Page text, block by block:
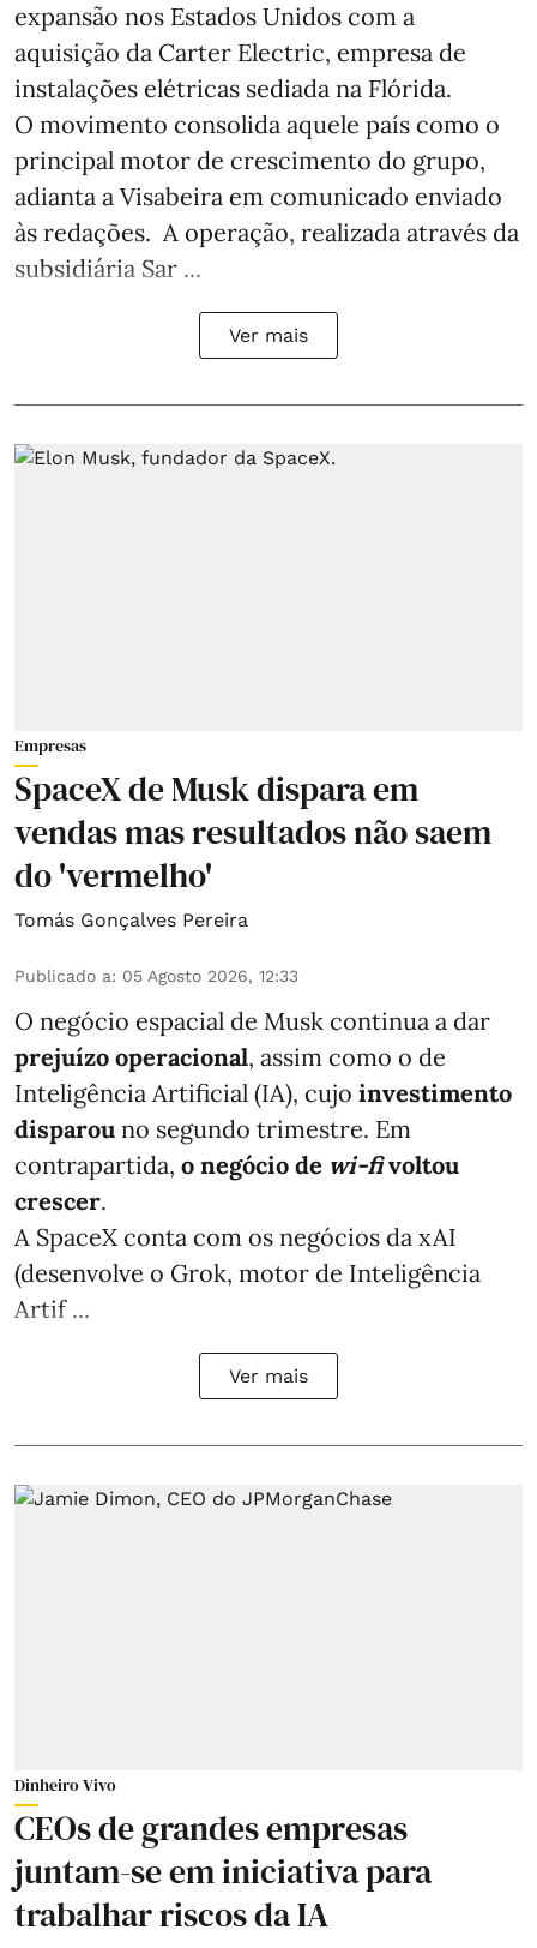
expansão nos Estados Unidos com a
aquisição da Carter Electric, empresa de
instalações elétricas sediada na Flórida.
O movimento consolida aquele país como o
principal motor de crescimento do grupo,
adianta a Visabeira em comunicado enviado
às redações. A operação, realizada através da
subsidiária Sar ...
Ver mais
Empresas
SpaceX de Musk dispara em
vendas mas resultados não saem
do 'vermelho'
Tomás Gonçalves Pereira
Publicado a: 05 Agosto 2026, 12:33
O negócio espacial de Musk continua a dar
prejuízo operacional, assim como o de
Inteligência Artificial (IA), cujo investimento
disparou no segundo trimestre. Em
contrapartida, o negócio de wi-fivoltou
crescer.
A SpaceX conta com os negócios da xAI
(desenvolve o Grok, motor de Inteligência
Artif ...
Ver mais
Dinheiro Vivo
CEOs de grandes empresas
juntam-se em iniciativa para
trabalhar riscos da IA